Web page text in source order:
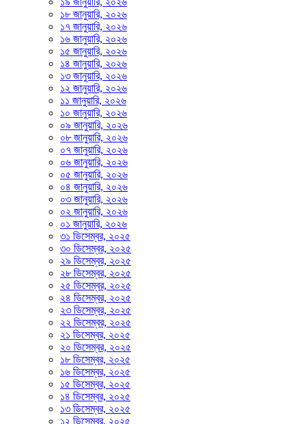
১৮ জানুয়ারি, ২০২৬
১৭ জানুয়ারি, ২০২৬
১৬ জানুয়ারি, ২০২৬
১৫ জানুয়ারি, ২০২৬
১৪ জানুয়ারি, ২০২৬
১৩ জানুয়ারি, ২০২৬
১২ জানুয়ারি, ২০২৬
১১ জানুয়ারি, ২০২৬
১০ জানুয়ারি, ২০২৬
০৯ জানুয়ারি, ২০২৬
০৮ জানুয়ারি, ২০২৬
০৭ জানুয়ারি, ২০২৬
০৬ জানুয়ারি, ২০২৬
০৫ জানুয়ারি, ২০২৬
০৪ জানুয়ারি, ২০২৬
০৩ জানুয়ারি, ২০২৬
০২ জানুয়ারি, ২০২৬
০১ জানুয়ারি, ২০২৬
৩১ ডিসেম্বর, ২০২৫
৩০ ডিসেম্বর, ২০২৫
২৯ ডিসেম্বর, ২০২৫
২৮ ডিসেম্বর, ২০২৫
২৫ ডিসেম্বর, ২০২৫
২৪ ডিসেম্বর, ২০২৫
২৩ ডিসেম্বর, ২০২৫
২২ ডিসেম্বর, ২০২৫
২১ ডিসেম্বর, ২০২৫
২০ ডিসেম্বর, ২০২৫
১৮ ডিসেম্বর, ২০২৫
১৬ ডিসেম্বর, ২০২৫
১৫ ডিসেম্বর, ২০২৫
১৪ ডিসেম্বর, ২০২৫
১৩ ডিসেম্বর, ২০২৫
১২ ডিসেম্বর, ২০২৫